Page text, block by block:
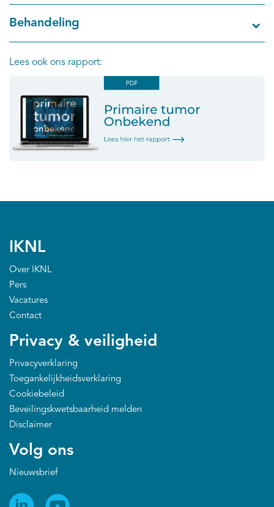
Behandeling
Lees ook ons rapport:
IKNL
Over IKNL
Pers
Vacatures
Contact
Privacy & veiligheid
Privacyverklaring
Toegankelijkheidsverklaring
Cookiebeleid
Beveilingskwetsbaarheid melden
Disclaimer
Volg ons
Nieuwsbrief